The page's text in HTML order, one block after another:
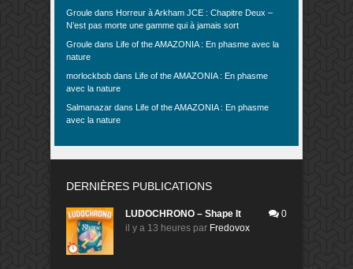
Groule dans Horreur à Arkham JCE : Chapitre Deux –
N’est pas morte une gamme qui à jamais sort
Groule dans
Life of the AMAZONIA : En phasme avec la
nature
morlockbob dans
Life of the AMAZONIA : En phasme
avec la nature
Salmanazar dans
Life of the AMAZONIA : En phasme
avec la nature
DERNIÈRES PUBLICATIONS
LUDOCHRONO – Shape It
il y a 13 heures par Fredovox
0